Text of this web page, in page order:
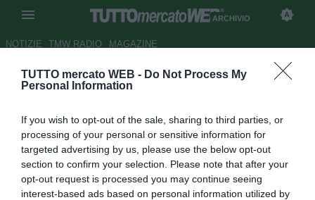
TUTTO mercato WEB - Do Not Process My
Personal Information
If you wish to opt-out of the sale, sharing to third parties, or
processing of your personal or sensitive information for
targeted advertising by us, please use the below opt-out
section to confirm your selection. Please note that after your
opt-out request is processed you may continue seeing
interest-based ads based on personal information utilized by
ARCHIVIO
NOTIZIE TMW RADIO MAGAZINE
QPR, tifosi contestano Briatore
19.09.2008 13:51 2008
vedi letture